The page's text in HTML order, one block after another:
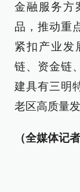
金融服务方
品，推动重
紧扣产业发
链、资金链
建具有三明
老区高质量
（全媒体记